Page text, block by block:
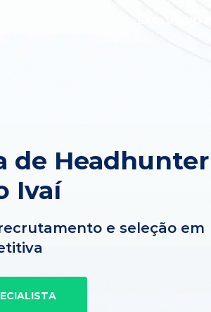
de
Ivaí
e seleção em